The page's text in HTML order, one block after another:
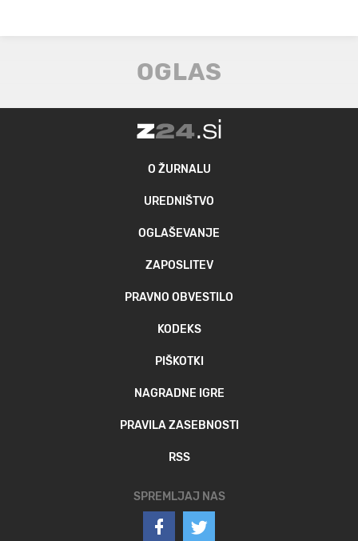
O ŽURNALU
UREDNIŠTVO
OGLAŠEVANJE
ZAPOSLITEV
PRAVNO OBVESTILO
KODEKS
PIŠKOTKI
NAGRADNE IGRE
PRAVILA ZASEBNOSTI
RSS
SPREMLJAJ NAS